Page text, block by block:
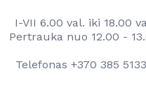
I-VII 6.00 val. iki 18.00
Pertrauka nuo 12.00 -
Telefonas +370 385